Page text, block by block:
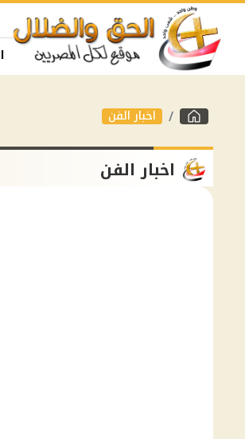
اخبار الفن
اخبار الفن